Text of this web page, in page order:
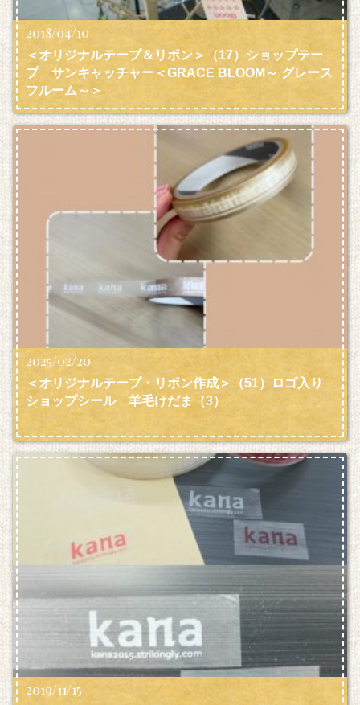
2018/04/10
＜オリジナルテープ＆リボン＞（17）ショップテー
プ サンキャッチャー＜GRACE BLOOM～ グレース
フルーム～＞
2025/02/20
＜オリジナルテープ・リボン作成＞（51）ロゴ入り
ショップシール 羊毛けだま （3）
2019/11/15